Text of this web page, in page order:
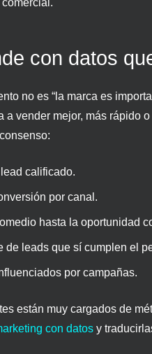
con datos
no es “la marca es
a vender mejor, más rápido
calificado.
por canal.
hasta la oportunidad
de leads que sí cumplen el
por campañas.
están muy cargados de
con datos y